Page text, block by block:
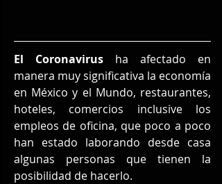
El Coronavirus ha afectado en
manera muy significativa la economía
en México y el Mundo, restaurantes,
hoteles, comercios inclusive los
empleos de oficina, que poco a poco
han estado laborando desde casa
algunas personas que tienen la
posibilidad de hacerlo.